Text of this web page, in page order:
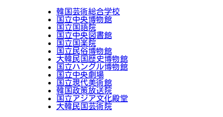
韓国芸術総合学校
国立中央博物館
国立国語院
国立中央図書館
国立国楽院
国立民俗博物館
大韓民国歴史博物館
国立ハングル博物館
国立中央劇場
国立現代美術館
韓国政策放送院
国立アジア文化殿堂
大韓民国芸術院